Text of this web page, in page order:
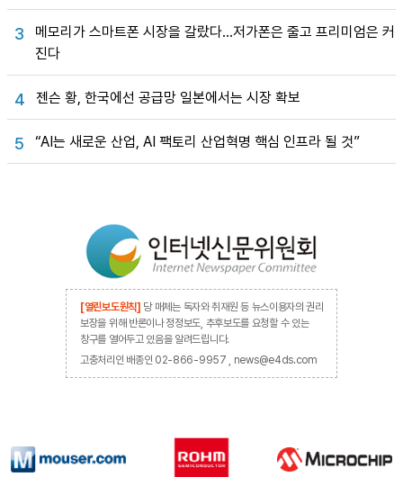
3
메모리가 스마트폰 시장을 갈랐다…저가폰은 줄고 프리미엄은 커
진다
4 젠슨 황, 한국에선 공급망 일본에서는 시장 확보
5 “AI는 새로운 산업, AI 팩토리 산업혁명 핵심 인프라 될 것”
[열린보도원칙] 당 매체는 독자와 취재원 등 뉴스이용자의 권리
보장을 위해 반론이나 정정보도, 추후보도를 요청할 수 있는
창구를 열어두고 있음을 알려드립니다.
고충처리인 배종인 02-866-9957 , news@e4ds.com